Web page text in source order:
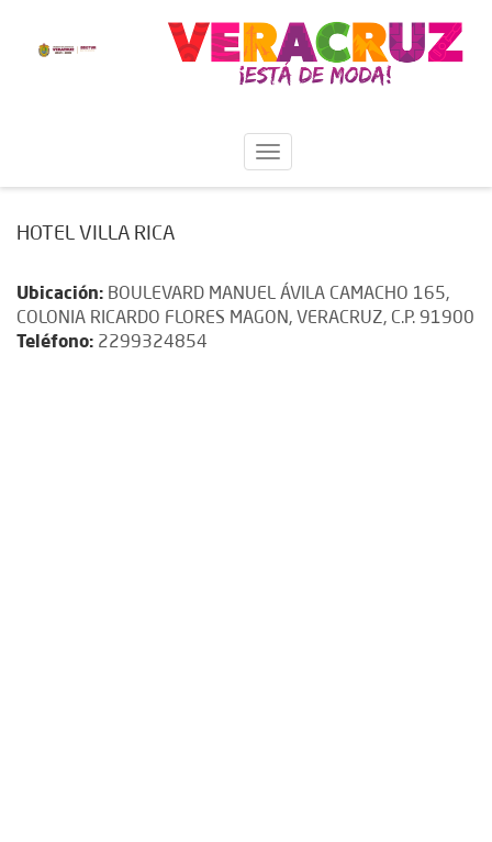
HOTEL VILLA RICA
Ubicación: BOULEVARD MANUEL ÁVILA CAMACHO 165,
COLONIA RICARDO FLORES MAGON, VERACRUZ, C.P. 91900
Teléfono: 2299324854